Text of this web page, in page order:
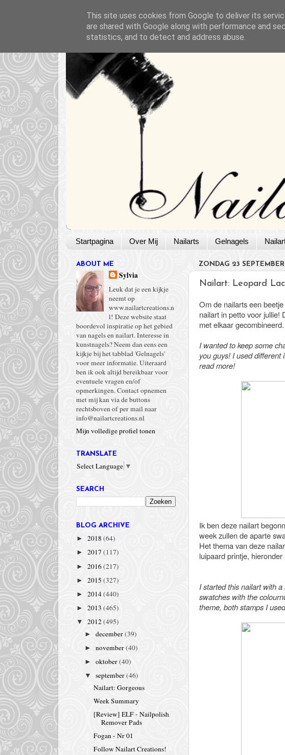
Startpagina Over Mij Nailarts Gelnagels
ZONDAG 23
Nailart: Leopard
Om de nailarts een
nailart in petto voor jullie!
met elkaar
I wanted to keep some
you guys! I used
read more!
Ik ben deze nailart
week zullen de aparte
Het thema van deze
luipaard printje, hieronder
I started this nailart with
swatches with the
theme, both stamps I
ABOUT ME
Sylvia
Leuk dat je een kijkje
neemt op
www.nailartcreations.n
l! Deze website staat
boordevol inspiratie op het gebied
van nagels en nailart. Interesse in
kunstnagels? Neem dan eens een
kijkje bij het tabblad 'Gelnagels'
voor meer informatie. Uiteraard
ben ik ook altijd bereikbaar voor
eventuele vragen en/of
opmerkingen. Contact opnemen
met mij kan via de buttons
rechtsboven of per mail naar
info@nailartcreations.nl
Mijn volledige profiel tonen
TRANSLATE
Select Language ▼
SEARCH
BLOG ARCHIVE
► 2018 (64)
► 2017 (117)
► 2016(217)
► 2015 (327)
► 2014(440)
► 2013 (465)
▼ 2012(495)
►december(39)
►november(40)
►oktober(40)
▼september(46)
Nailart: Gorgeous
Week Summary
[Review] ELF - Nailpolish
Remover Pads
Fogan - Nr 01
Follow Nailart Creations!
This site uses cookies from Google to deliver its
are shared with Google along with performance and
statistics, and to detect and address abuse.